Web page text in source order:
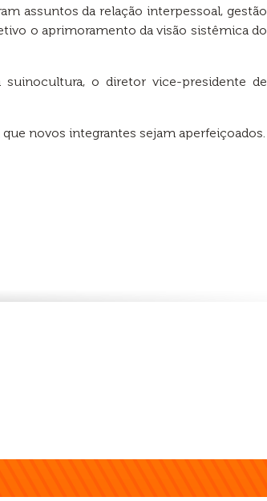
assuntos da relação interpessoal, gestão
o aprimoramento da visão sistêmica do
o diretor vice-presidente de
novos integrantes sejam aperfeiçoados.